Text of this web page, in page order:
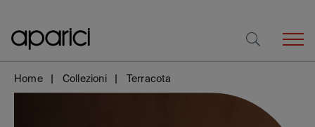
Home Collezioni Terracota